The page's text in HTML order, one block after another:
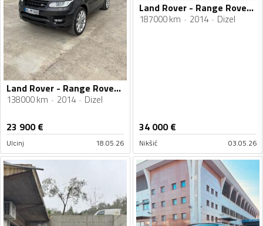
Land Rover - Range Rover Sport - Range Rover Sport 3.0 TDV6 HSE
138000 km 2014 Dizel
23 900€
Ulcinj 18.05.26
Land Rover - Range Rover Sport - 4.4 SDV8
187000 km 2014 Dizel
34 000€
Nikšić 03.05.26